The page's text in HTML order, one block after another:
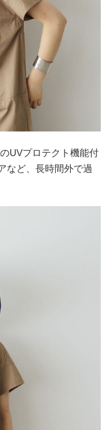
UVプロテクト機能付
など、長時間外で過